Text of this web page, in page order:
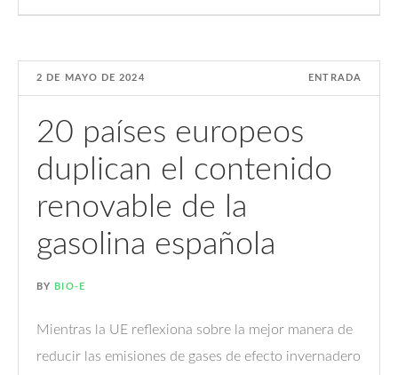
2 DE MAYO DE 2024 ENTRADA
20 países europeos
duplican el contenido
renovable de la
gasolina española
BY BIO-E
Mientras la UE reflexiona sobre la mejor manera de
reducir las emisiones de gases de efecto invernadero